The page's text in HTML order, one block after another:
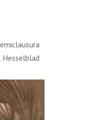
Hesselblad